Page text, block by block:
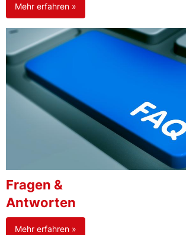
Mehr erfahren »
Fragen &
Antworten
Mehr erfahren »